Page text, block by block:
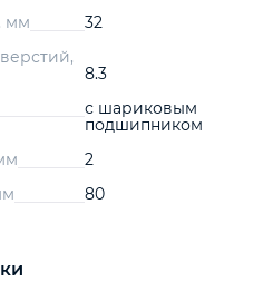
мм
32
8.3
с шариковым
подшипником
2
80